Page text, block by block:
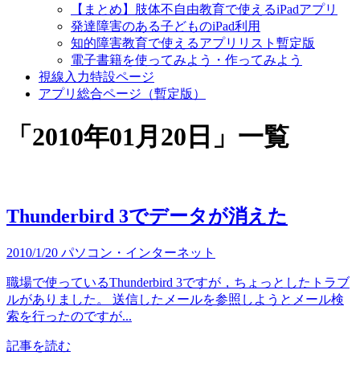
【まとめ】肢体不自由教育で使えるiPadアプリ
発達障害のある子どものiPad利用
知的障害教育で使えるアプリリスト暫定版
電子書籍を使ってみよう・作ってみよう
視線入力特設ページ
アプリ総合ページ（暫定版）
「 2010年01月20日 」 一覧
Thunderbird 3でデータが消えた
2010/1/20 パソコン・インターネット
職場で使っているThunderbird 3ですが，ちょっとしたトラブ
ルがありました。 送信したメールを参照しようとメール検
索を行ったのですが...
記事を読む